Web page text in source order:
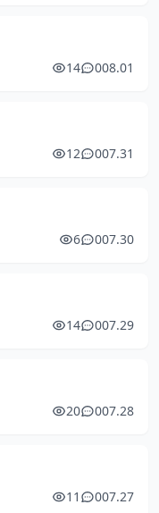
14 008.01
12 007.31
6 007.30
14 007.29
20 007.28
11 007.27